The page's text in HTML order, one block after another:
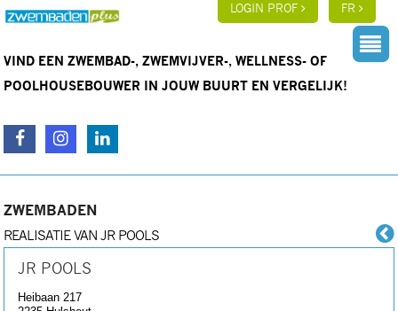
LOGIN PROF FR
VIND EEN ZWEMBAD-, ZWEMVIJVER-, WELLNESS- OF
POOLHOUSEBOUWER IN JOUW BUURT EN VERGELIJK!
ZWEMBADEN
REALISATIE VAN JR POOLS
JR POOLS
Heibaan 217